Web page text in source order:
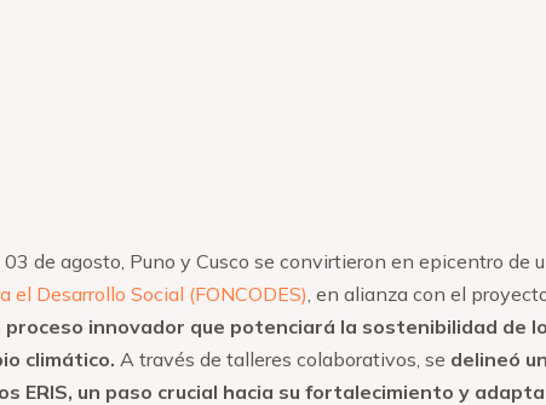
03 de agosto, Puno y Cusco se convirtieron en epicentro de
el Desarrollo Social (FONCODES) , en alianza con el
proceso innovador que potenciará la sostenibilidad de
climático. A través de talleres colaborativos, se delineó
ERIS, un paso crucial hacia su fortalecimiento y